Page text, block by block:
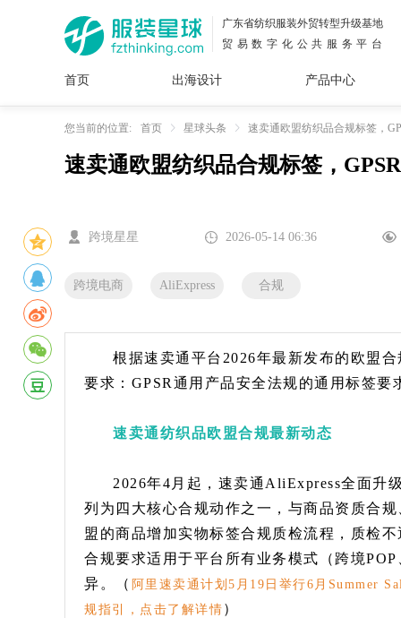
广东省纺织服装外贸转型升级基地
贸易数字化公共服务平台
首页 出海设计
面料
花型
插画
图案
服装
设计
产品中心
女装
内衣
男装
运动
服
童装
牛仔
服装
您当前的位置: 首页 星球头条 速卖通欧盟纺织品合规标签，
速卖通欧盟纺织品合规标签，
跨境星星 2026-05-14 06:36
跨境电商 AliExpress 合规
根据速卖通平台2026年最新发布的欧盟
要求：GPSR通用产品安全法规的通用标签
速卖通纺织品欧盟合规最新动态
2026年4月起，速卖通AliExpress全面升
列为四大核心合规动作之一，与商品资质合
盟的商品增加实物标签合规质检流程，质检
合规要求适用于平台所有业务模式（跨境
异。（ 阿里速卖通计划5月19日举行6月Summer
规指引，点击了解详情 ）